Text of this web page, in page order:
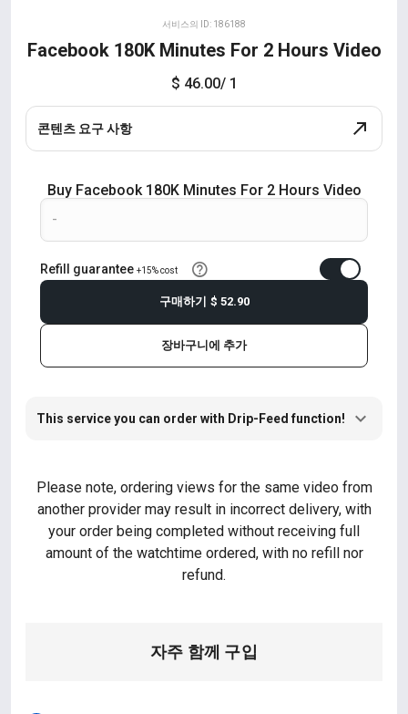
서비스의 ID: 186188
Facebook 180K Minutes For 2 Hours Video
$ 46.00/ 1
콘텐츠 요구 사항
Buy Facebook 180K Minutes For 2 Hours Video
Refill guarantee +15% cost
장바구니에 추가
구매하기 $ 52.90
This service you can order with Drip-Feed function!
Please note, ordering views for the same video from
another provider may result in incorrect delivery, with
your order being completed without receiving full
amount of the watchtime ordered, with no refill nor
refund.
자주 함께 구입